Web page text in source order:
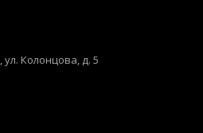
,ул. Колонцова, д. 5